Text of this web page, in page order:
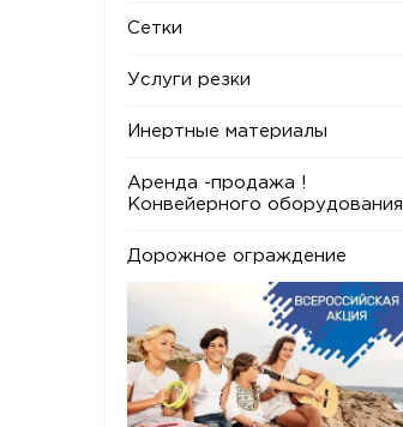
Сетки
Услуги резки
Инертные материалы
Аренда -продажа !
Конвейерного оборудования
Дорожное ограждение